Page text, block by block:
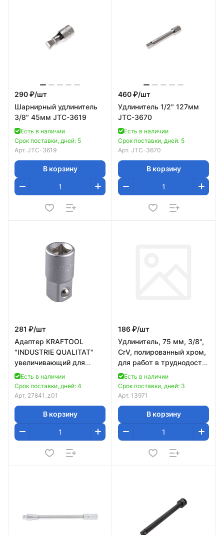
290 ₽/шт
Шарнирный удлинитель
3/8" 45мм JTC-3619
Есть в наличии
Срок поставки, дней: 5
Арт. JTC-3619
В корзину
460 ₽/шт
Удлинитель 1/2" 127мм
JTC-3670
Есть в наличии
Срок поставки, дней: 5
Арт. JTC-3670
В корзину
281 ₽/шт
Адаптер KRAFTOOL
"INDUSTRIE QUALITAT"
увеличивающий для
торцовых головок, 3/8"F
x 1/2"M
Есть в наличии
Срок поставки, дней: 4
Арт. 27841_z01
В корзину
186 ₽/шт
Удлинитель, 75 мм, 3/8",
CrV, полированный хром,
для работ в труднодост.
местах// Matrix
Есть в наличии
Срок поставки, дней: 3
Арт. 13971
В корзину